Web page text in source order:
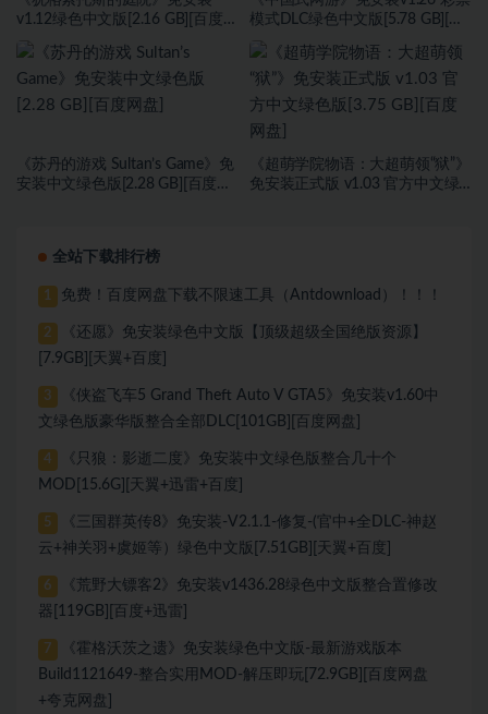
v1.12绿色中文版[2.16 GB][百度网
模式DLC绿色中文版[5.78 GB][百
《苏丹的游戏 Sultan’s Game》免
安装中文绿色版[2.28 GB][百度网
《超萌学院物语：大超萌领“狱”》
免安装正式版 v1.03 官方中文绿
全站下载排行榜
1 免费！百度网盘下载不限速工具（Antdownload）！！！
2
《还愿》免安装绿色中文版【顶级超级全国绝版资源】
[7.9GB][天翼+百度]
3
《侠盗飞车5 Grand Theft Auto V GTA5》免安装v1.60中
文绿色版豪华版整合全部DLC[101GB][百度网盘]
4
《只狼：影逝二度》免安装中文绿色版整合几十个
MOD[15.6G][天翼+迅雷+百度]
5
《三国群英传8》免安装-V2.1.1-修复-(官中+全DLC-神赵
云+神关羽+虞姬等）绿色中文版[7.51GB][天翼+百度]
6
《荒野大镖客2》免安装v1436.28绿色中文版整合置修改
器[119GB][百度+迅雷]
7
《霍格沃茨之遗》免安装绿色中文版-最新游戏版本
Build1121649-整合实用MOD-解压即玩[72.9GB][百度网盘
+夸克网盘]